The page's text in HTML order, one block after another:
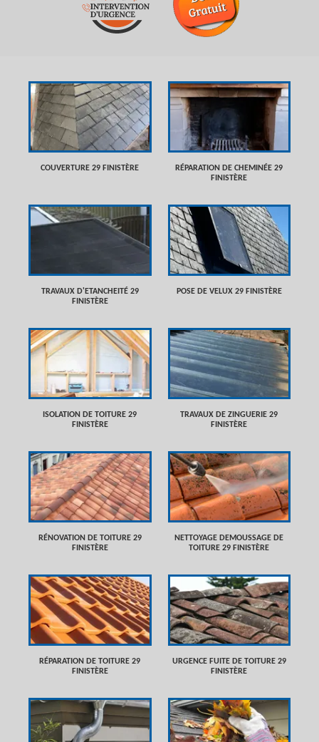
COUVERTURE 29 FINISTÈRE
RÉPARATION DE CHEMINÉE 29
FINISTÈRE
TRAVAUX D'ETANCHEITÉ 29
FINISTÈRE
POSE DE VELUX 29 FINISTÈRE
ISOLATION DE TOITURE 29
FINISTÈRE
TRAVAUX DE ZINGUERIE 29
FINISTÈRE
RÉNOVATION DE TOITURE 29
FINISTÈRE
NETTOYAGE DEMOUSSAGE DE
TOITURE 29 FINISTÈRE
RÉPARATION DE TOITURE 29
FINISTÈRE
URGENCE FUITE DE TOITURE 29
FINISTÈRE